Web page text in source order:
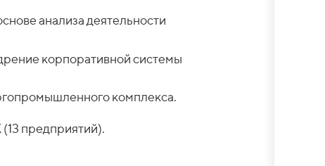
анализа деятельности
корпоративной системы
комплекса.
предприятий).